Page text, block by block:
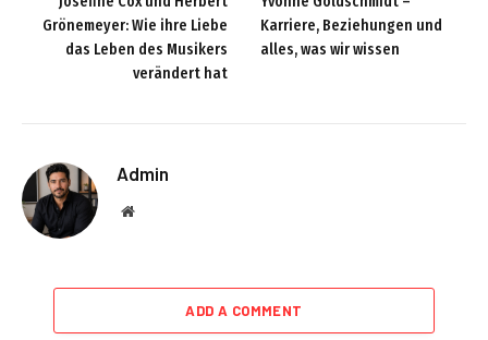
Grönemeyer: Wie ihre Liebe
das Leben des Musikers
verändert hat
Karriere, Beziehungen und
alles, was wir wissen
Admin
Website
ADD A COMMENT